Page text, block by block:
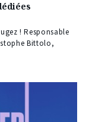
! Responsable
Bittolo,